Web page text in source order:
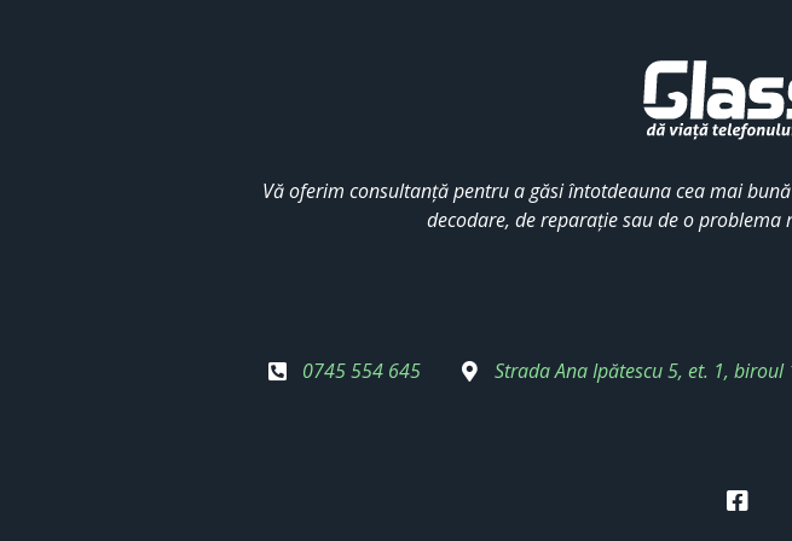
Vă oferim consultanță pentru a găsi întotdeauna cea mai
decodare, de reparație sau de o
0745 554 645 Strada Ana Ipătescu 5, et. 1, biroul